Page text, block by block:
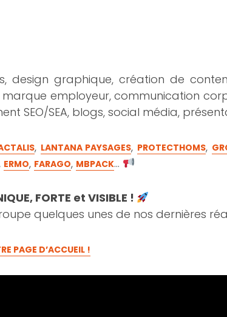
design graphique, création de
marque employeur, communication
SEO/SEA, blogs, social média,
, LANTANA PAYSAGES, PROTECTHOMS,
ERMO, FARAGO, MBPACK…
FORTE et VISIBLE !
quelques unes de nos dernières
PAGE D’ACCUEIL !